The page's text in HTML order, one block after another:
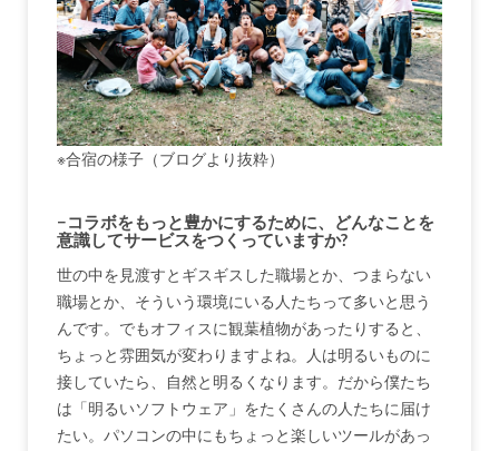
※合宿の様子（ブログより抜粋）
−コラボをもっと豊かにするために、どんなことを
意識してサービスをつくっていますか?
世の中を見渡すとギスギスした職場とか、つまらない
職場とか、そういう環境にいる人たちって多いと思う
んです。でもオフィスに観葉植物があったりすると、
ちょっと雰囲気が変わりますよね。人は明るいものに
接していたら、自然と明るくなります。だから僕たち
は「明るいソフトウェア」をたくさんの人たちに届け
たい。パソコンの中にもちょっと楽しいツールがあっ